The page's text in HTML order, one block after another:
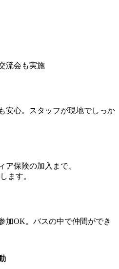
流会も実施
安心。スタッフが現地でしっか
ア保険の加入まで、
ます。
加OK。バスの中で仲間ができ